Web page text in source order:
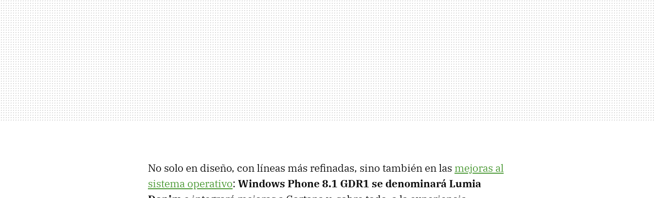
No solo en diseño, con líneas más refinadas, sino también en las mejoras al
sistema operativo: Windows Phone 8.1 GDR1 se denominará Lumia